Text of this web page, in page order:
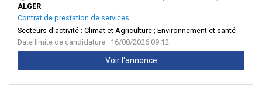
ALGER
Contrat de prestation de services
Secteurs d'activité : Climat et Agriculture ; Environnement et santé
Date limite de candidature : 16/08/2026 09:12
Voir l'annonce